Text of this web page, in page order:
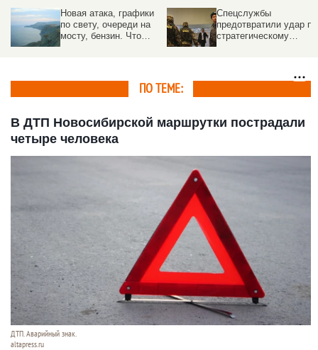
Новая атака, графики
по свету, очереди на
мосту, бензин. Что
Спецслужбы
предотвратили удар по
стратегическому
ПО ТЕМЕ:
В ДТП Новосибирской маршрутки пострадали
четыре человека
ДТП. Аварийный знак.
altapress.ru